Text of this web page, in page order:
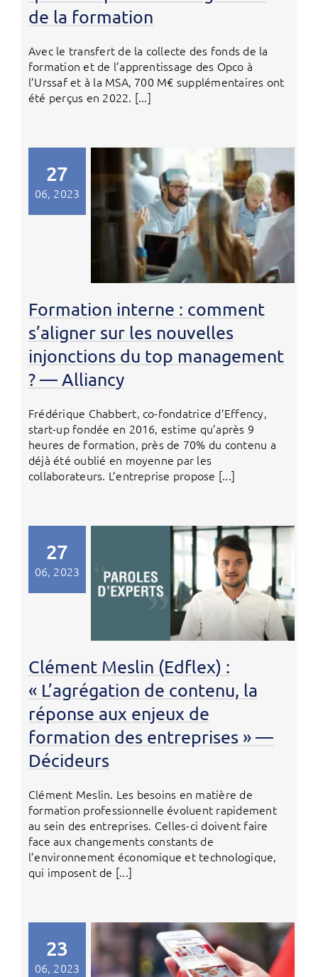
de la formation
Avec le transfert de la collecte des fonds de la
formation et de l’apprentissage des Opco à
l’Urssaf et à la MSA, 700 M€ supplémentaires ont
été perçus en 2022. [...]
27
06, 2023
Formation interne : comment
s’aligner sur les nouvelles
injonctions du top management
? — Alliancy
Frédérique Chabbert, co-fondatrice d’Effency,
start-up fondée en 2016, estime qu’après 9
heures de formation, près de 70% du contenu a
déjà été oublié en moyenne par les
collaborateurs. L’entreprise propose [...]
27
06, 2023
Clément Meslin (Edflex) :
« L’agrégation de contenu, la
réponse aux enjeux de
formation des entreprises » —
Décideurs
Clément Meslin. Les besoins en matière de
formation professionnelle évoluent rapidement
au sein des entreprises. Celles-ci doivent faire
face aux changements constants de
l’environnement économique et technologique,
qui imposent de [...]
23
06, 2023